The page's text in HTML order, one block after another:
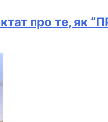
про те, як